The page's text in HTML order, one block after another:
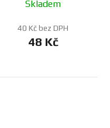
Skladem
40 Kč bez DPH
48 Kč